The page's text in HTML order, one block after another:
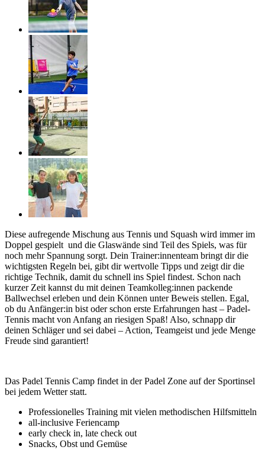
Diese aufregende Mischung aus Tennis und Squash wird immer im
Doppel gespielt und die Glaswände sind Teil des Spiels, was für
noch mehr Spannung sorgt. Dein Trainer:innenteam bringt dir die
wichtigsten Regeln bei, gibt dir wertvolle Tipps und zeigt dir die
richtige Technik, damit du schnell ins Spiel findest. Schon nach
kurzer Zeit kannst du mit deinen Teamkolleg:innen packende
Ballwechsel erleben und dein Können unter Beweis stellen. Egal,
ob du Anfänger:in bist oder schon erste Erfahrungen hast – Padel-
Tennis macht von Anfang an riesigen Spaß! Also, schnapp dir
deinen Schläger und sei dabei – Action, Teamgeist und jede Menge
Freude sind garantiert!
Das Padel Tennis Camp findet in der Padel Zone auf der Sportinsel
bei jedem Wetter statt.
Professionelles Training mit vielen methodischen Hilfsmitteln
all-inclusive Feriencamp
early check in, late check out
Snacks, Obst und Gemüse